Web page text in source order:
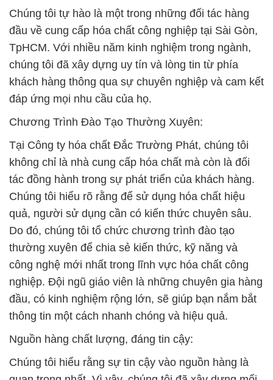
khách hàng thông qua sự chuyên nghiệp và cam kết
đáp ứng mọi nhu cầu của họ.
Chương Trình Đào Tạo Thường Xuyên:
Tại Công ty hóa chất Đắc Trường Phát, chúng tôi
không chỉ là nhà cung cấp hóa chất mà còn là đối
tác đồng hành trong sự phát triển của khách hàng.
Chúng tôi hiểu rõ rằng để sử dụng hóa chất hiệu
quả, người sử dụng cần có kiến thức chuyên sâu.
Do đó, chúng tôi tổ chức chương trình đào tạo
thường xuyên để chia sẻ kiến thức, kỹ năng và
công nghệ mới nhất trong lĩnh vực hóa chất công
nghiệp. Đội ngũ giáo viên là những chuyên gia hàng
đầu, có kinh nghiệm rộng lớn, sẽ giúp bạn nắm bắt
thông tin một cách nhanh chóng và hiệu quả.
Nguồn hàng chất lượng, đáng tin cậy:
Chúng tôi hiểu rằng sự tin cậy vào nguồn hàng là
quan trọng nhất. Vì vậy, chúng tôi đã xây dựng mối
quan hệ vững chắc với các nhà sản xuất uy tín trên
toàn thế giới. Sản phẩm của chúng tôi không chỉ đa
dạng về mẫu mã và chủng loại, mà còn được chứng
nhận bởi các cơ quan chức năng có thẩm quyền.